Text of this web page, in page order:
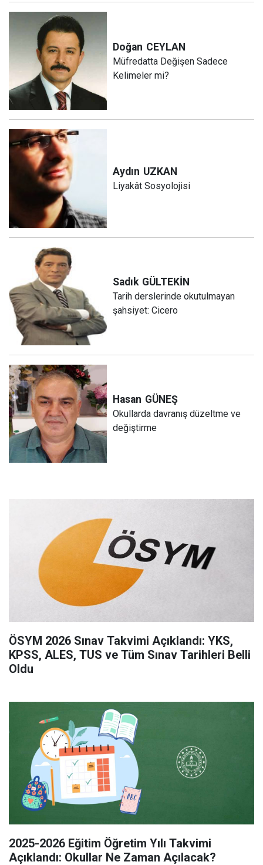
Doğan CEYLAN
Müfredatta Değişen Sadece
Kelimeler mi?
Aydın UZKAN
Liyakât Sosyolojisi
Sadık GÜLTEKİN
Tarih derslerinde okutulmayan
şahsiyet: Cicero
Hasan GÜNEŞ
Okullarda davranış düzeltme ve
değiştirme
ÖSYM 2026 Sınav Takvimi Açıklandı: YKS,
KPSS, ALES, TUS ve Tüm Sınav Tarihleri Belli
Oldu
2025-2026 Eğitim Öğretim Yılı Takvimi
Açıklandı: Okullar Ne Zaman Açılacak?